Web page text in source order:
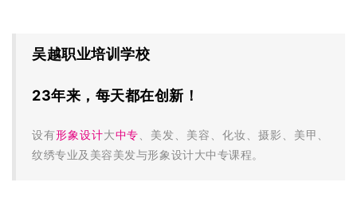
吴越职业培训学校
23年来，每天都在创新！
设有形象设计大中专 、美发、美容、化妆、摄影、美甲、
纹绣专业及 美容美发与形象设计大中专课程。